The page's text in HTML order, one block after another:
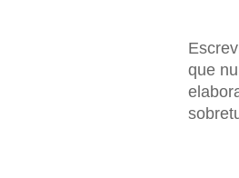
que